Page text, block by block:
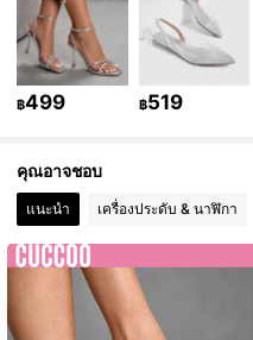
900K ผู้ติดตาม
4.91 900K ผู้ติดตาม
฿499 ฿519
คุณอาจชอบ
แนะนำ เครื่องประดับ & นาฬิกา